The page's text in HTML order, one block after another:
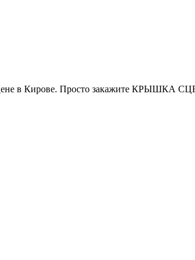
в Кирове. Просто закажите КРЫШКА